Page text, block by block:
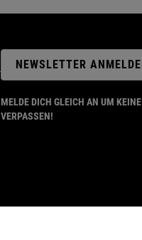
NEWSLETTER
MELDE DICH GLEICH AN UM
VERPASSEN!